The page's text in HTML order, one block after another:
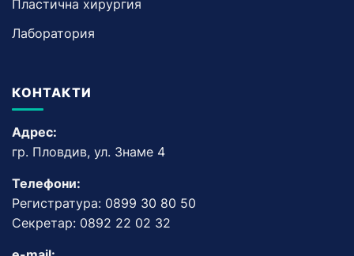
Пластична хирургия
Лаборатория
КОНТАКТИ
Адрес:
гр. Пловдив, ул. Знаме 4
Телефони:
Регистратура: 0899 30 80 50
Секретар: 0892 22 02 32